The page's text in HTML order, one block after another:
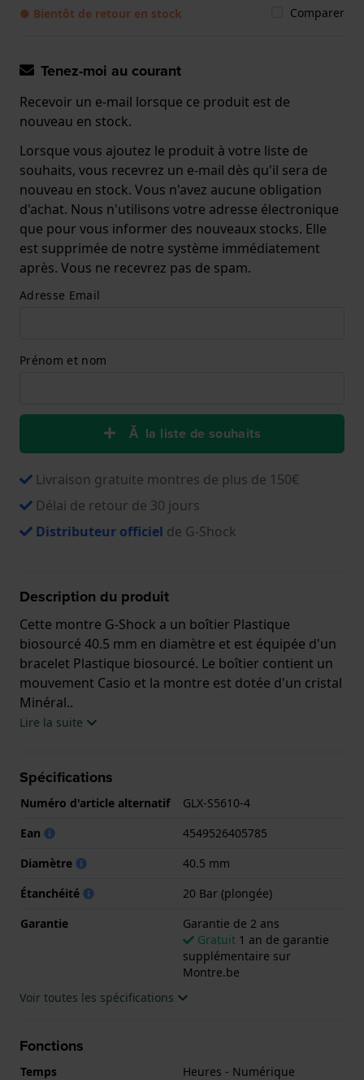
● Bientôt de retour en stock Comparer
Tenez-moi au courant
Recevoir un e-mail lorsque ce produit est de
nouveau en stock.
Lorsque vous ajoutez le produit à votre liste de
souhaits, vous recevrez un e-mail dès qu'il sera de
nouveau en stock. Vous n'avez aucune obligation
d'achat. Nous n'utilisons votre adresse électronique
que pour vous informer des nouveaux stocks. Elle
est supprimée de notre système immédiatement
après. Vous ne recevrez pas de spam.
Adresse Email
Prénom et nom
Ă la liste de souhaits
Livraison gratuite montres de plus de 150€
Délai de retour de 30 jours
Distributeur officiel de G-Shock
Description du produit
Cette montre G-Shock a un boîtier Plastique
biosourcé 40.5 mm en diamètre et est équipée d'un
bracelet Plastique biosourcé. Le boîtier contient un
mouvement Casio et la montre est dotée d'un cristal
Minéral..
Garantie de 2 ans.
Lire la suite
Spécifications
Numéro d'article alternatif
GLX-S5610-4
Ean
4549526405785
Diamètre
40.5 mm
Étanchéité
20 Bar (plongée)
Garantie
Garantie de 2 ans
Gratuit 1 an de garantie
supplémentaire sur
Montre.be
Voir toutes les spécifications
Fonctions
Temps Heures - Numérique